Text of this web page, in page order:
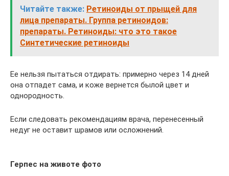
Читайте также: Ретиноиды от прыщей для
лица препараты. Группа ретиноидов:
препараты. Ретиноиды: что это такое
Синтетические ретиноиды
Ее нельзя пытаться отдирать: примерно через 14 дней
она отпадет сама, и коже вернется былой цвет и
однородность.
Если следовать рекомендациям врача, перенесенный
недуг не оставит шрамов или осложнений.
Герпес на животе фото